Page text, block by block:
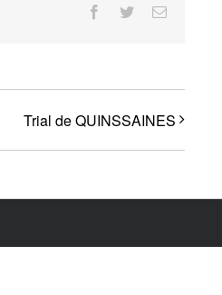
Facebook
TwitterEmail
Trial de QUINSSAINES